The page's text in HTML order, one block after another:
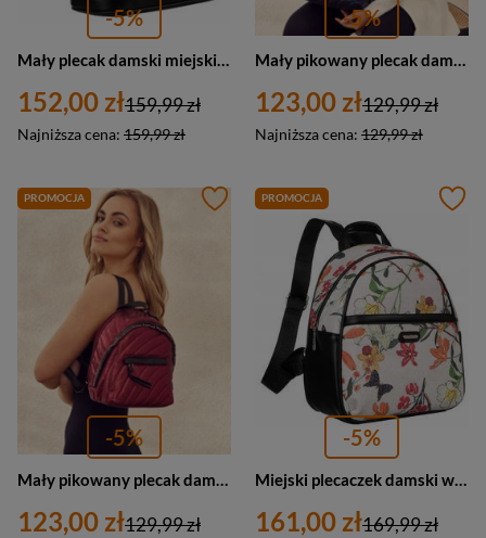
-5%
Mały plecak damski miejski ze skóry ekologicznej khaki - David Jones 6877-3
152,00 zł
Najniższa cena: 159,99 zł
159,99 zł
-5%
Mały pikowany plecak damski granatowy plecaczek - David Jones 5834-3
123,00 zł
Najniższa cena: 129,99 zł
129,99 zł
PROMOCJA
-5%
123,00 zł129,99 zł
PROMOCJA
-5%
161,00 zł169,99 zł